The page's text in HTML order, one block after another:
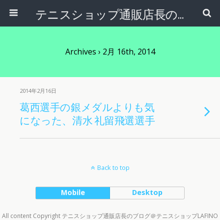
テニスショップ通販店長のブログ＠テニスショップLAFINO 西山克久
Archives › 2月 16th, 2014
2014年2月16日
葛西選手の銀メダルよりも気
になった、清水 礼留飛選選手
Back to top
Mobile Desktop
All content Copyright テニスショップ通販店長のブログ＠テニスショップLAFINO